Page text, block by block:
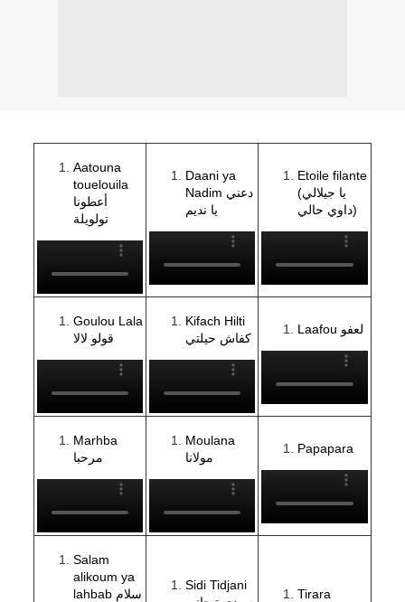
Aatouna
touelouila
أعطونا
تولويلة
Daani ya
Nadim دعني
يا نديم
Etoile filante
(يا جيلالي
داوي حالي)
Goulou Lala
قولو لالا
Kifach Hilti
كفاش حيلتي
Laafou لعفو
Marhba
مرحبا
Moulana
مولانا
Papapara
Salam
alikoum ya
lahbab سلام
Sidi Tidjani
Tirara